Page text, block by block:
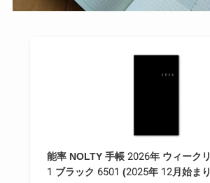
能率 NOLTY 手帳 2026年 ウィーク
1 ブラック 6501 (2025年 12月始ま